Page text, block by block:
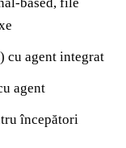
cu agent integrat
agent
începători